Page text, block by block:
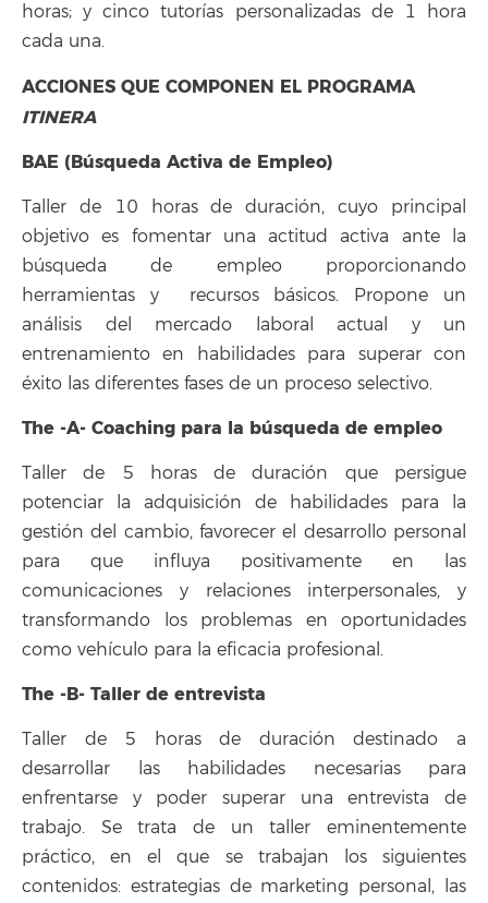
horas; y cinco tutorías personalizadas de 1 hora
cada una.
ACCIONES QUE COMPONEN EL PROGRAMA
ITINERA
BAE (Búsqueda Activa de Empleo)
Taller de 10 horas de duración, cuyo principal
objetivo es fomentar una actitud activa ante la
búsqueda de empleo proporcionando
herramientas y recursos básicos. Propone un
análisis del mercado laboral actual y un
entrenamiento en habilidades para superar con
éxito las diferentes fases de un proceso selectivo.
The -A- Coaching para la búsqueda de empleo
Taller de 5 horas de duración que persigue
potenciar la adquisición de habilidades para la
gestión del cambio, favorecer el desarrollo personal
para que influya positivamente en las
comunicaciones y relaciones interpersonales, y
transformando los problemas en oportunidades
como vehículo para la eficacia profesional.
The -B- Taller de entrevista
Taller de 5 horas de duración destinado a
desarrollar las habilidades necesarias para
enfrentarse y poder superar una entrevista de
trabajo. Se trata de un taller eminentemente
práctico, en el que se trabajan los siguientes
contenidos: estrategias de marketing personal, las